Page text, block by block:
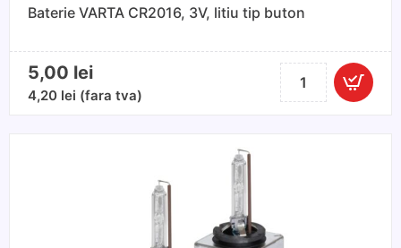
Baterie VARTA CR2016, 3V, litiu tip buton
5,00 lei
4,20 lei (fara tva)
Cantitate
Baterie